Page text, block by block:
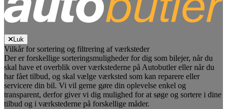
Luk
Vilkår for sortering og filtrering af værksteder
Der er forskellige sorteringsmuligheder for dig som bilejer, når du
skal have et overblik over værkstederne på Autobutler eller når du
har fået tilbud, og skal vælge værksted som kan reparere eller
servicere din bil. Vi vil gerne gøre din oplevelse enkel og
transparent, derfor giver vi dig mulighed for at søge og sortere i dine
tilbud og i værkstederne på forskellige måder.